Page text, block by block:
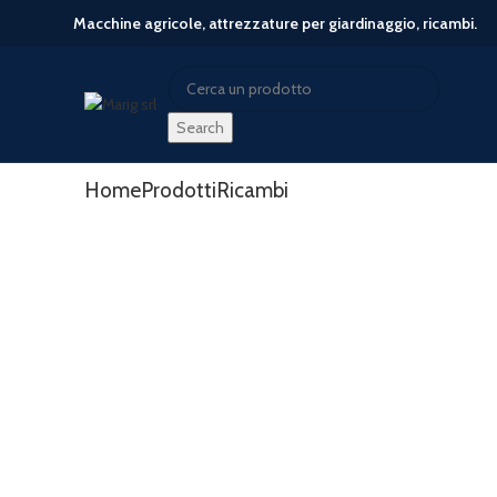
Macchine agricole, attrezzature per giardinaggio, ricambi.
Search
HomeProdottiRicambi
Start typing to see posts you are looking for.